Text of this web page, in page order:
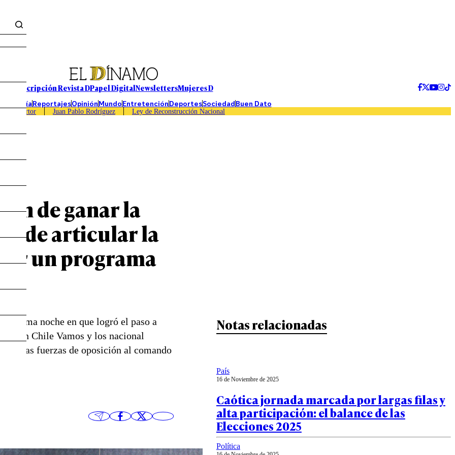
Suscripción Revista DPapel DigitalNewslettersMujeres D
EconomíaReportajesOpiniónMundoEntretenciónDeportesSociedadBuen Dato
Caso Sartor Juan Pablo Rodríguez Ley de Reconstrucción Nacional
de ganar la
de articular la
un programa
misma noche en que logró el paso a
con Chile Vamos y los nacional
otras fuerzas de oposición al comando
Notas relacionadas
País
16 de Noviembre de 2025
Caótica jornada marcada por largas filas y
alta participación: el balance de las
Elecciones 2025
Política